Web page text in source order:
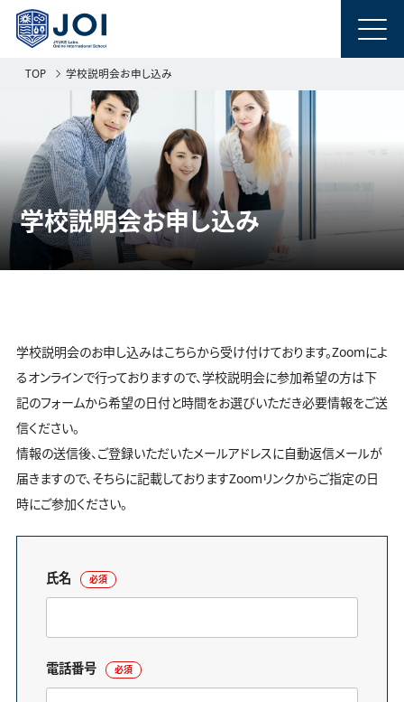
TOP 学校説明会お申し込み
学校説明会お申し込み
学校説明会のお申し込みはこちらから受け付けております。Zoomによ
るオンラインで行っておりますので、学校説明会に参加希望の方は下
記のフォームから希望の日付と時間をお選びいただき必要情報をご送
信ください。
情報の送信後、ご登録いただいたメールアドレスに自動返信メールが
届きますので、そちらに記載しておりますZoomリンクからご指定の日
時にご参加ください。
氏名 必須
電話番号 必須